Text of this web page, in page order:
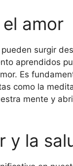
amor
surgir
aprendidos
Es
como la
mente y
y la